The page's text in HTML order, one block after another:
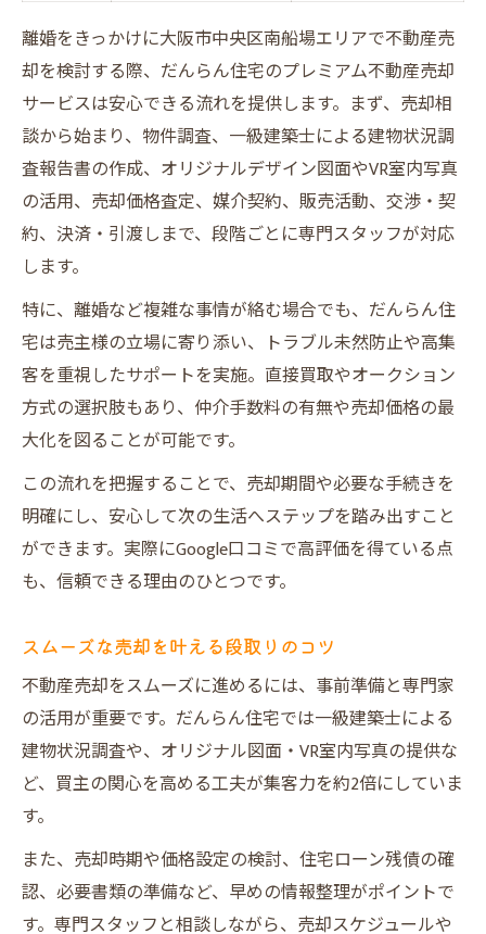
離婚をきっかけに大阪市中央区南船場エリアで不動産売
却を検討する際、だんらん住宅のプレミアム不動産売却
サービスは安心できる流れを提供します。まず、売却相
談から始まり、物件調査、一級建築士による建物状況調
査報告書の作成、オリジナルデザイン図面やVR室内写真
の活用、売却価格査定、媒介契約、販売活動、交渉・契
約、決済・引渡しまで、段階ごとに専門スタッフが対応
します。
特に、離婚など複雑な事情が絡む場合でも、だんらん住
宅は売主様の立場に寄り添い、トラブル未然防止や高集
客を重視したサポートを実施。直接買取やオークション
方式の選択肢もあり、仲介手数料の有無や売却価格の最
大化を図ることが可能です。
この流れを把握することで、売却期間や必要な手続きを
明確にし、安心して次の生活へステップを踏み出すこと
ができます。実際にGoogle口コミで高評価を得ている点
も、信頼できる理由のひとつです。
スムーズな売却を叶える段取りのコツ
不動産売却をスムーズに進めるには、事前準備と専門家
の活用が重要です。だんらん住宅では一級建築士による
建物状況調査や、オリジナル図面・VR室内写真の提供な
ど、買主の関心を高める工夫が集客力を約2倍にしていま
す。
また、売却時期や価格設定の検討、住宅ローン残債の確
認、必要書類の準備など、早めの情報整理がポイントで
す。専門スタッフと相談しながら、売却スケジュールや